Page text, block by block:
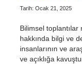
Tarih: Ocak 21, 2025
Bilimsel
hakkında bilgi ve
insanlarının ve
ve açıklığa